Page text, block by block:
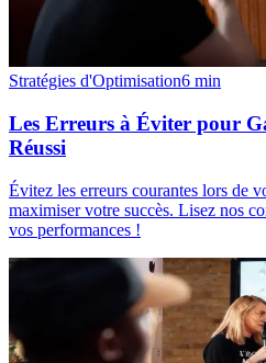
Stratégies d'Optimisation6 min
Les Erreurs à Éviter pour
Réussi
Évitez les erreurs courantes lors de
maximiser votre succès. Lisez nos
vos performances !